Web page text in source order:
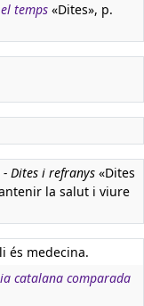
temps «Dites», p.
Dites i refranys «Dites
la salut i viure
és medecina.
catalana comparada